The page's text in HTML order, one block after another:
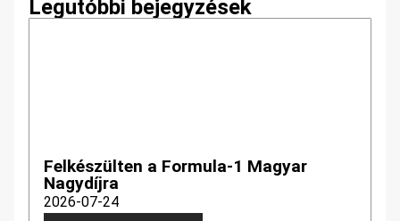
Legutóbbi bejegyzések
Felkészülten a Formula-1 Magyar
Nagydíjra
2026-07-24